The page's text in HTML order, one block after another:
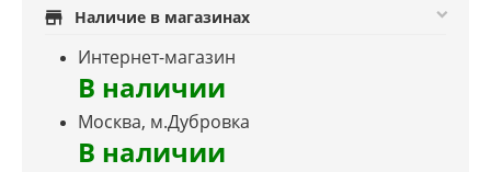
store Наличие в магазинах
Интернет-магазин
В наличии
Москва, м.Дубровка
В наличии